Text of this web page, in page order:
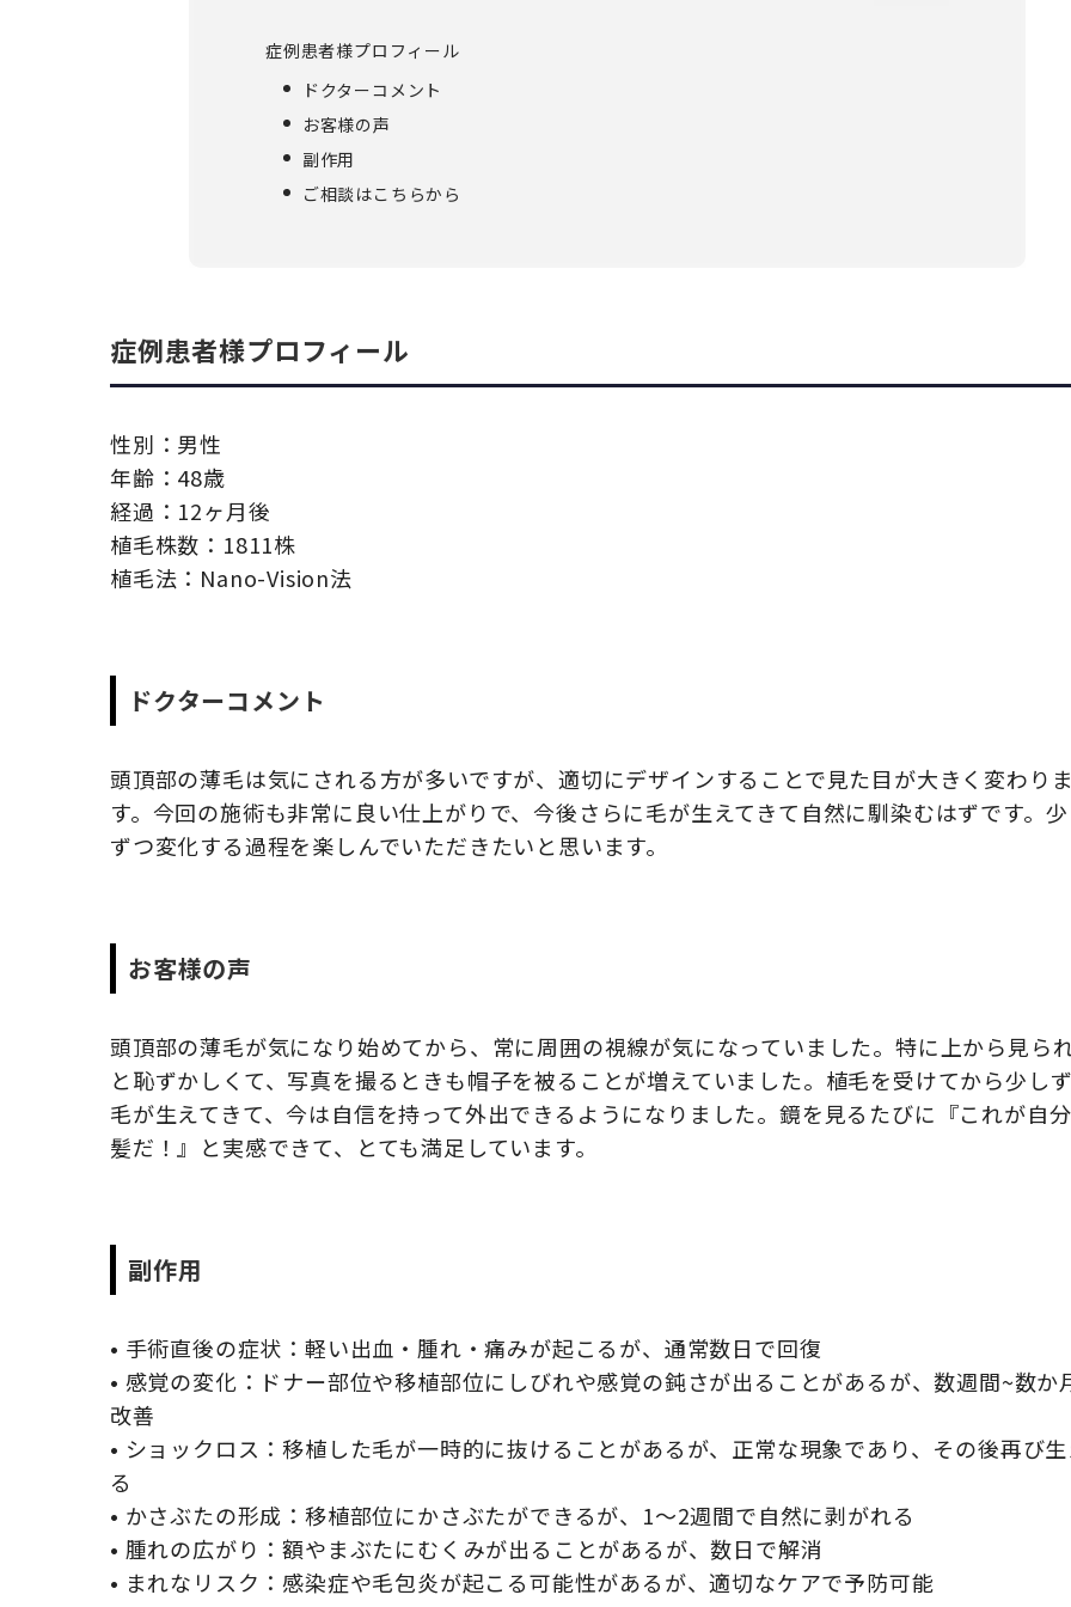
症例患者様プロフィール
ドクターコメント
お客様の声
副作用
ご相談はこちらから
症例患者様プロフィール
性別：男性
年齢：48歳
経過：12ヶ月後
植毛株数：1811株
植毛法：Nano-Vision法
ドクターコメント
頭頂部の薄毛は気にされる方が多いですが、適切にデザインすることで見た目が大きく変わりま
す。今回の施術も非常に良い仕上がりで、今後さらに毛が生えてきて自然に馴染むはずです。少
ずつ変化する過程を楽しんでいただきたいと思います。
お客様の声
頭頂部の薄毛が気になり始めてから、常に周囲の視線が気になっていました。特に上から見ら
と恥ずかしくて、写真を撮るときも帽子を被ることが増えていました。植毛を受けてから少し
毛が生えてきて、今は自信を持って外出できるようになりました。鏡を見るたびに『これが自
髪だ！』と実感できて、とても満足しています。
副作用
• 手術直後の症状：軽い出血・腫れ・痛みが起こるが、通常数日で回復
• 感覚の変化：ドナー部位や移植部位にしびれや感覚の鈍さが出ることがあるが、数週間~数か
改善
• ショックロス：移植した毛が一時的に抜けることがあるが、正常な現象であり、その後再び生
る
• かさぶたの形成：移植部位にかさぶたができるが、1～2週間で自然に剥がれる
• 腫れの広がり：額やまぶたにむくみが出ることがあるが、数日で解消
• まれなリスク：感染症や毛包炎が起こる可能性があるが、適切なケアで予防可能